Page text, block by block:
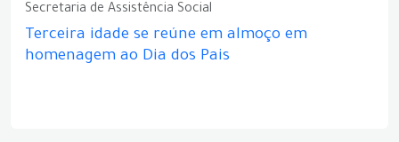
Secretaria de Assistência Social
Terceira idade se reúne em almoço em
homenagem ao Dia dos Pais